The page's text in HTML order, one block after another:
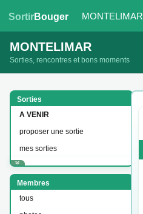
SortirBouger MONTELIMAR
MONTELIMAR
Sorties, rencontres et bons moments
Sorties
A VENIR
proposer une sortie
mes sorties
Membres
tous